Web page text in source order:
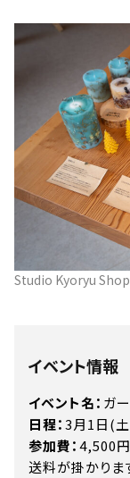
Studio Kyoryu Shop
イベント情報
イベント名： ガ
日程：3月1日(
参加費：4,500
送料が掛かりま